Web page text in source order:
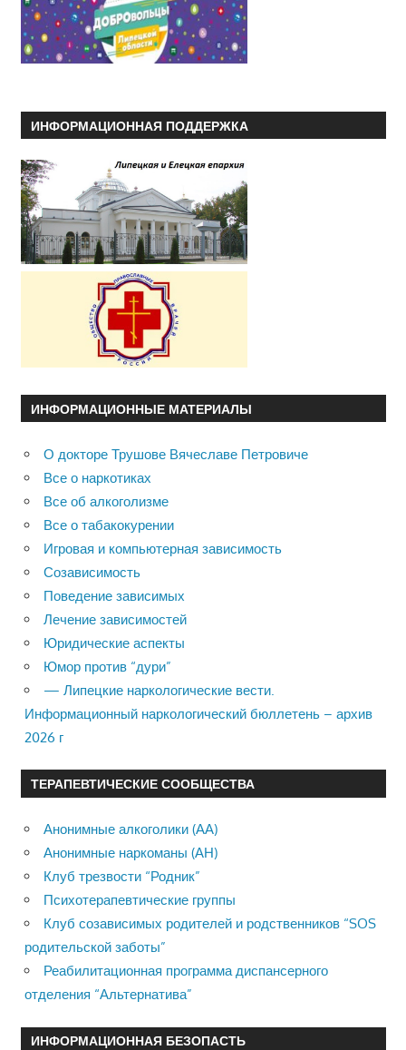
ИНФОРМАЦИОННАЯ ПОДДЕРЖКА
ИНФОРМАЦИОННЫЕ МАТЕРИАЛЫ
О докторе Трушове Вячеславе Петровиче
Все о наркотиках
Все об алкоголизме
Все о табакокурении
Игровая и компьютерная зависимость
Созависимость
Поведение зависимых
Лечение зависимостей
Юридические аспекты
Юмор против “дури”
— Липецкие наркологические вести.
Информационный наркологический бюллетень – архив
2026 г
ТЕРАПЕВТИЧЕСКИЕ СООБЩЕСТВА
Анонимные алкоголики (АА)
Анонимные наркоманы (АН)
Клуб трезвости “Родник”
Психотерапевтические группы
Клуб созависимых родителей и родственников “SOS
родительской заботы”
Реабилитационная программа диспансерного
отделения “Альтернатива”
ИНФОРМАЦИОННАЯ БЕЗОПАСТЬ